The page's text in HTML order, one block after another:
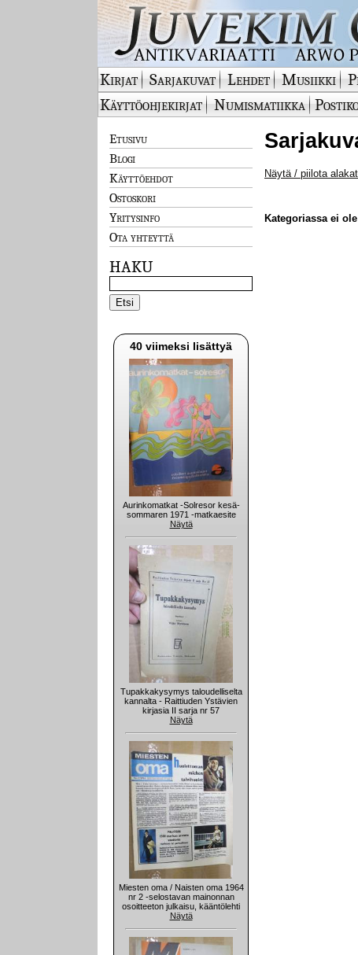
Kirjat Sarjakuvat Lehdet Musiikki
Käyttöohjekirjat
Numismatiikka
Etusivu
Blogi
Käyttöehdot
Ostoskori
Yritysinfo
Ota yhteyttä
HAKU
40 viimeksi lisättyä
Aurinkomatkat -Solresor kesä-
sommaren 1971 -matkaesite
Näytä
Tupakkakysymys taloudelliselta
kannalta - Raittiuden Ystävien
kirjasia II sarja nr 57
Näytä
Miesten oma / Naisten oma 1964
nr 2 -selostavan mainonnan
osoitteeton julkaisu, kääntölehti
Näytä
Näytä / piilota
Kategoriassa ei